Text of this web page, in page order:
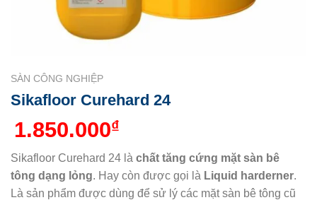
SÀN CÔNG NGHIỆP
Sikafloor Curehard 24
1.850.000₫
Sikafloor Curehard 24 là chất tăng cứng mặt sàn bê
tông dạng lỏng. Hay còn được gọi là Liquid harderner.
Là sản phẩm được dùng để sử lý các mặt sàn bê tông cũ